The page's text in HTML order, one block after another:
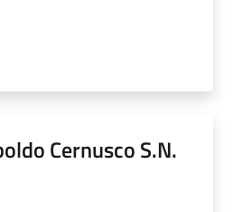
Cernusco S.N.